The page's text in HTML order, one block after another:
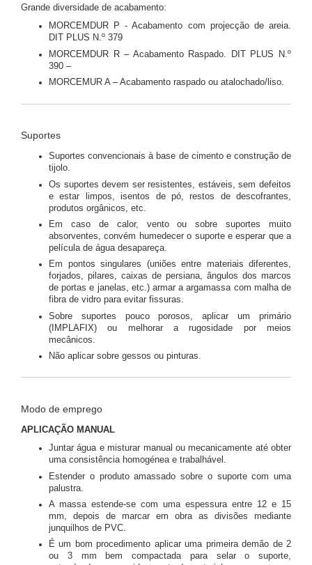
Grande diversidade de acabamento:
MORCEMDUR P - Acabamento com projecção de areia.
DIT PLUS N.º 379
MORCEMDUR R – Acabamento Raspado. DIT PLUS N.º
390 –
MORCEMUR A – Acabamento raspado ou atalochado/liso.
Suportes
Suportes convencionais à base de cimento e construção de
tijolo.
Os suportes devem ser resistentes, estáveis, sem defeitos
e estar limpos, isentos de pó, restos de descofrantes,
produtos orgânicos, etc.
Em caso de calor, vento ou sobre suportes muito
absorventes, convém humedecer o suporte e esperar que a
película de água desapareça.
Em pontos singulares (uniões entre materiais diferentes,
forjados, pilares, caixas de persiana, ângulos dos marcos
de portas e janelas, etc.) armar a argamassa com malha de
fibra de vidro para evitar fissuras.
Sobre suportes pouco porosos, aplicar um primário
(IMPLAFIX) ou melhorar a rugosidade por meios
mecânicos.
Não aplicar sobre gessos ou pinturas.
Modo de emprego
APLICAÇÃO MANUAL
Juntar água e misturar manual ou mecanicamente até obter
uma consistência homogénea e trabalhável.
Estender o produto amassado sobre o suporte com uma
palustra.
A massa estende-se com uma espessura entre 12 e 15
mm, depois de marcar em obra as divisões mediante
junquilhos de PVC.
É um bom procedimento aplicar uma primeira demão de 2
ou 3 mm bem compactada para selar o suporte,